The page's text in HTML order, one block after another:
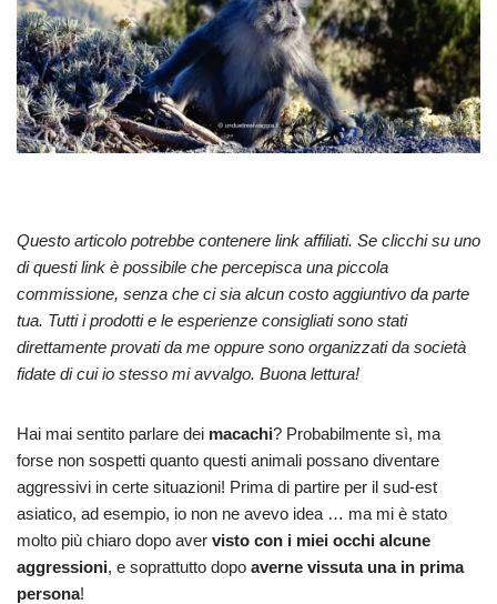
Questo articolo potrebbe contenere link affiliati. Se clicchi su uno
di questi link è possibile che percepisca una piccola
commissione, senza che ci sia alcun costo aggiuntivo da parte
tua. Tutti i prodotti e le esperienze consigliati sono stati
direttamente provati da me oppure sono organizzati da società
fidate di cui io stesso mi avvalgo. Buona lettura!
Hai mai sentito parlare dei macachi? Probabilmente sì, ma
forse non sospetti quanto questi animali possano diventare
aggressivi in certe situazioni! Prima di partire per il sud-est
asiatico, ad esempio, io non ne avevo idea … ma mi è stato
molto più chiaro dopo aver visto con i miei occhi alcune
aggressioni, e soprattutto dopo averne vissuta una in prima
persona!